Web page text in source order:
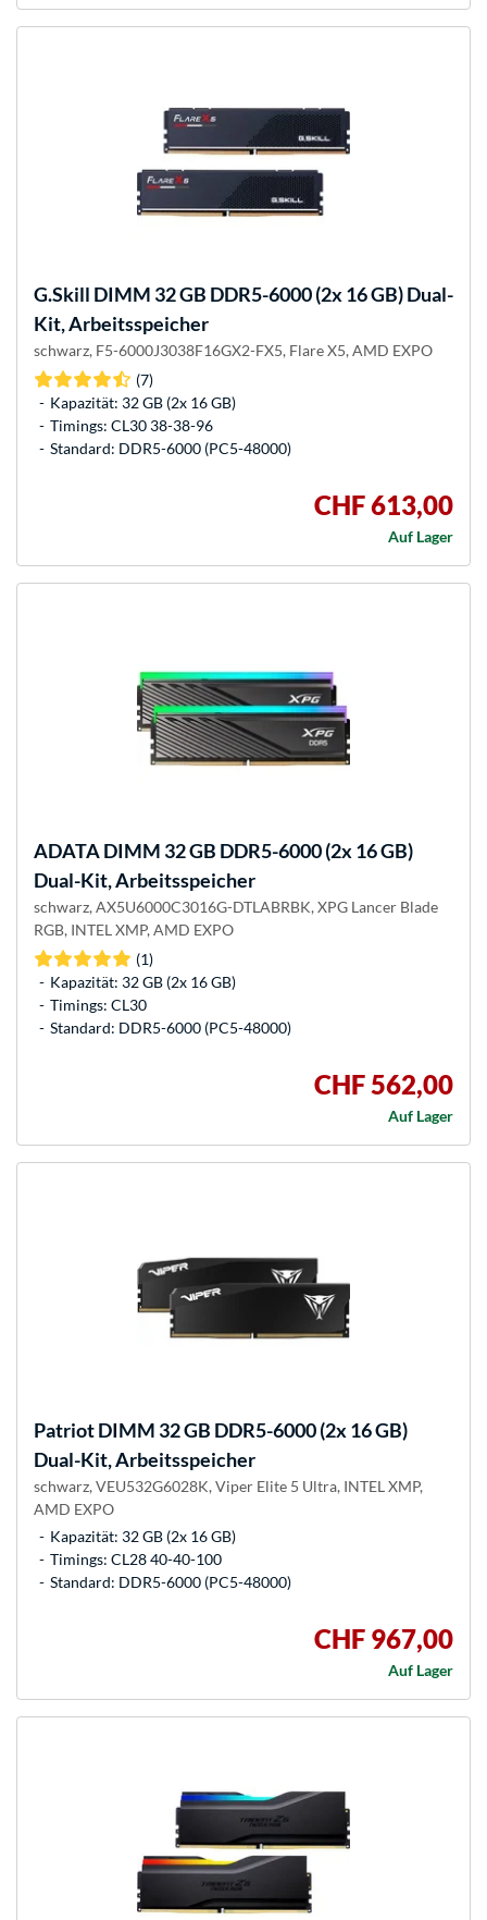
G.Skill DIMM 32 GB DDR5-6000 (2x 16 GB) Dual-
Kit, Arbeitsspeicher
schwarz, F5-6000J3038F16GX2-FX5, Flare X5, AMD EXPO
(7)
Kapazität: 32 GB (2x 16 GB)
Timings: CL30 38-38-96
Standard: DDR5-6000 (PC5-48000)
CHF 613,00
Auf Lager
ADATADIMM 32 GB DDR5-6000 (2x 16 GB)
Dual-Kit, Arbeitsspeicher
schwarz, AX5U6000C3016G-DTLABRBK, XPG Lancer Blade
RGB, INTEL XMP, AMD EXPO
(1)
Kapazität: 32 GB (2x 16 GB)
Timings: CL30
Standard: DDR5-6000 (PC5-48000)
CHF 562,00
Auf Lager
PatriotDIMM 32 GB DDR5-6000 (2x 16 GB)
Dual-Kit, Arbeitsspeicher
schwarz, VEU532G6028K, Viper Elite 5 Ultra, INTEL XMP,
AMD EXPO
Kapazität: 32 GB (2x 16 GB)
Timings: CL28 40-40-100
Standard: DDR5-6000 (PC5-48000)
CHF 967,00
Auf Lager